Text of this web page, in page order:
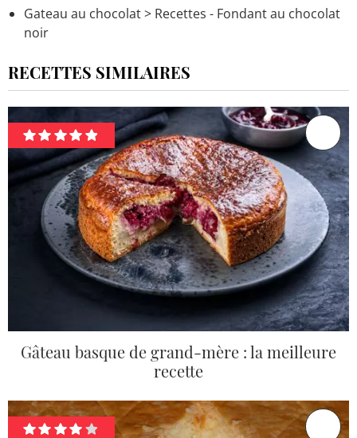
Gateau au chocolat> Recettes - Fondant au chocolat
noir
RECETTES SIMILAIRES
Gâteau basque de grand-mère : la meilleure
recette